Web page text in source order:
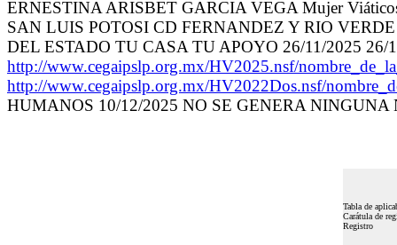
ERNESTINA ARISBET GARCIA VEGA Mujer
SAN LUIS POTOSI CD FERNANDEZ Y RIO
DEL ESTADO TU CASA TU APOYO 26/11/2025 26/
http://www.cegaipslp.org.mx/HV2025.nsf/
http://www.cegaipslp.org.mx/HV2022Dos.nsf/
HUMANOS 10/12/2025 NO SE GENERA
Tabla de
Carátula de
Registro